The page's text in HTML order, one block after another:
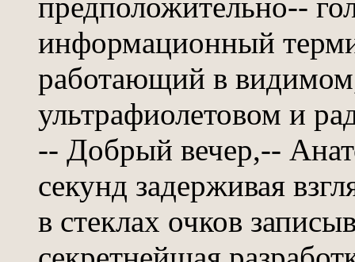
предположительно--
информационный
работающий в
ультрафиолетовом и
-- Добрый вечер,--
секунд задерживая
в стеклах очков